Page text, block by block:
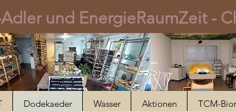
und EnergieRaumZeit -
Dodekaeder Wasser Aktionen TCM-